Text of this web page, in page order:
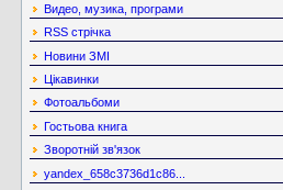
Видео, музика, програми
RSS стрічка
Новини ЗМІ
Цікавинки
Фотоальбоми
Гостьова книга
Зворотній зв'язок
yandex_658c3736d1c86...